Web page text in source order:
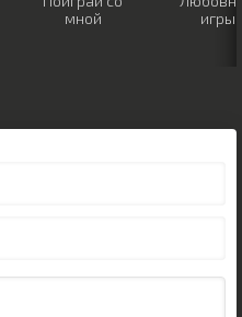
мной
игры